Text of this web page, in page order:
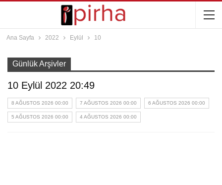
Ana Sayfa 2022 Eylül 10
Günlük Arşivler
10 Eylül 2022 20:49
8 AĞUSTOS 2026 00:00 7 AĞUSTOS 2026 00:00 6 AĞUSTOS 2026 00:00
5 AĞUSTOS 2026 00:00 4 AĞUSTOS 2026 00:00